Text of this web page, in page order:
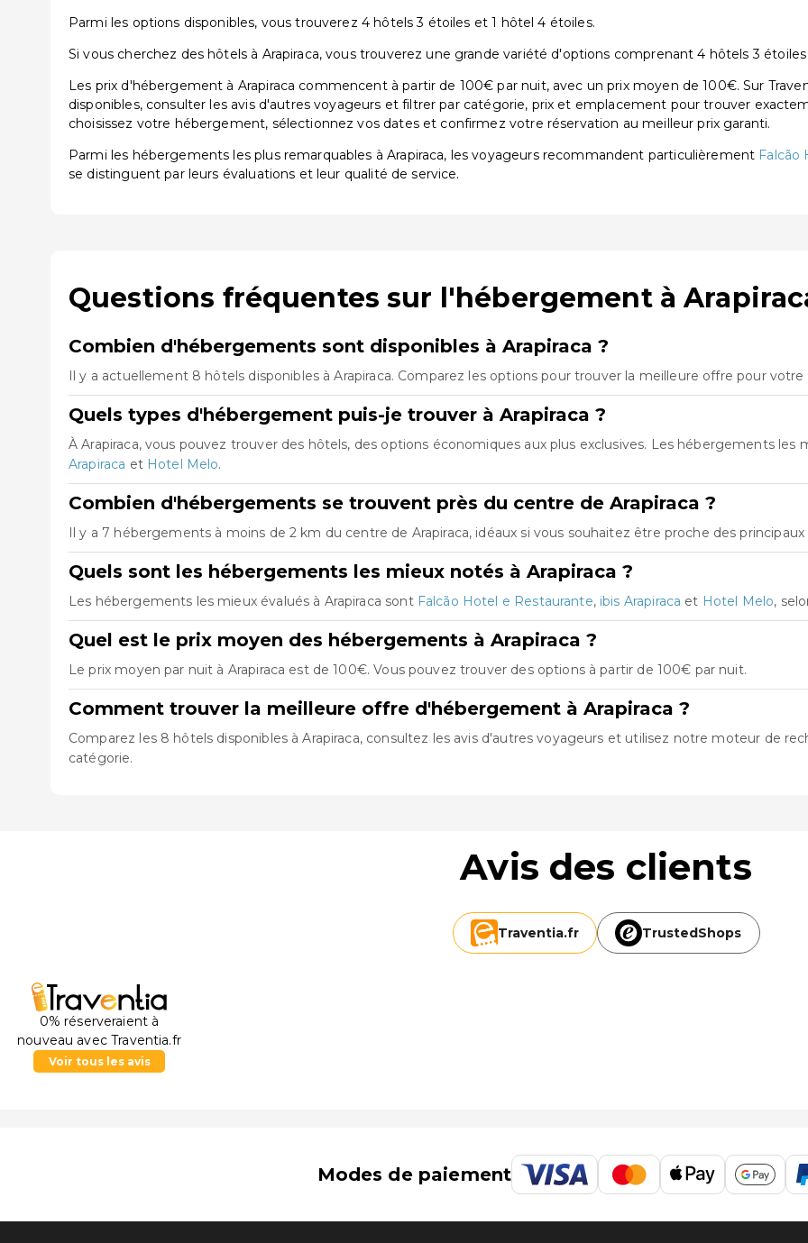
Parmi les options disponibles, vous trouverez 4 hôtels 3 étoiles et 1 hôtel 4 étoiles.
Si vous cherchez des hôtels à Arapiraca, vous trouverez une grande variété d'options comprenant 4 hôtels 3
Les prix d'hébergement à Arapiraca commencent à partir de 100€ par nuit, avec un prix moyen de 100€. Sur
disponibles, consulter les avis d'autres voyageurs et filtrer par catégorie, prix et emplacement pour trouver
choisissez votre hébergement, sélectionnez vos dates et confirmez votre réservation au meilleur prix garanti.
Parmi les hébergements les plus remarquables à Arapiraca, les voyageurs recommandent particulièrement Falcão
se distinguent par leurs évaluations et leur qualité de service.
Questions fréquentes sur l'hébergement à
Combien d'hébergements sont disponibles à Arapiraca ?
Il y a actuellement 8 hôtels disponibles à Arapiraca. Comparez les options pour trouver la meilleure offre pour votre
Quels types d'hébergement puis-je trouver à Arapiraca ?
À Arapiraca, vous pouvez trouver des hôtels, des options économiques aux plus exclusives. Les hébergements les
Arapiraca et Hotel Melo.
Combien d'hébergements se trouvent près du centre de Arapiraca ?
Il y a 7 hébergements à moins de 2 km du centre de Arapiraca, idéaux si vous souhaitez être proche des
Quels sont les hébergements les mieux notés à Arapiraca ?
Les hébergements les mieux évalués à Arapiraca sont Falcão Hotel e Restaurante, ibis Arapiraca et Hotel Melo,
Quel est le prix moyen des hébergements à Arapiraca ?
Le prix moyen par nuit à Arapiraca est de 100€. Vous pouvez trouver des options à partir de 100€ par nuit.
Comment trouver la meilleure offre d'hébergement à Arapiraca ?
Comparez les 8 hôtels disponibles à Arapiraca, consultez les avis d'autres voyageurs et utilisez notre moteur de
catégorie.
Avis des clients
Traventia.fr TrustedShops
0% réserveraient à
nouveau avec Traventia.fr
Voir tous les avis
Modes de paiement